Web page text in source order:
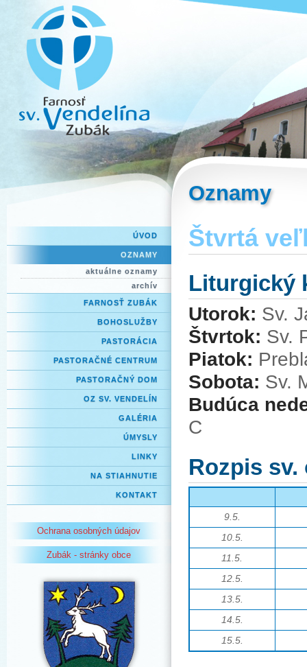
ÚVOD
OZNAMY
aktuálne oznamy
archív
FARNOSŤ ZUBÁK
BOHOSLUŽBY
PASTORÁCIA
PASTORAČNÉ CENTRUM
PASTORAČNÝ DOM
OZ SV. VENDELÍN
GALÉRIA
ÚMYSLY
LINKY
NA STIAHNUTIE
KONTAKT
Ochrana osobných údajov
Zubák - stránky obce
Oznamy
Štvrtá
Liturgický
Utorok: Sv.
Štvrtok: Sv.
Piatok:
Sobota: Sv.
Budúca
C
Rozpis sv.
9.5.
10.5.
11.5.
12.5.
13.5.
14 .5.
15.5.